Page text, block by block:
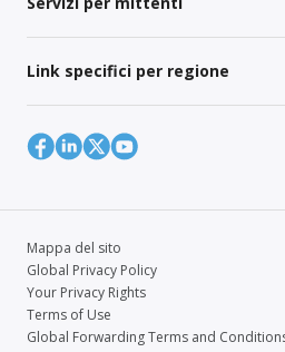
Link specifici per regione
Mappa del sito
Global Privacy Policy
Your Privacy Rights
Terms of Use
Global Forwarding Terms and